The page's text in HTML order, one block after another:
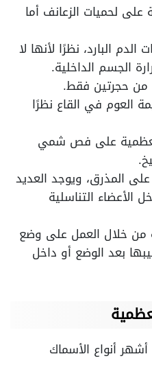
لحميات الزعانف أما
البارد، نظرًا لأنها لا
الجسم الداخلية.
من حجرتين فقط.
العوم في القاع نظرًا
على فص شمي
المذرق، ويوجد العديد
الأعضاء التناسلية
من خلال العمل على وضع
بعد الوضع أو داخل
أنواع الأسماك